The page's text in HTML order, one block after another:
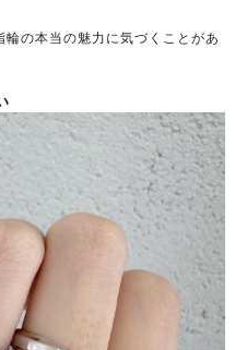
の本当の魅力に気づくことがあ